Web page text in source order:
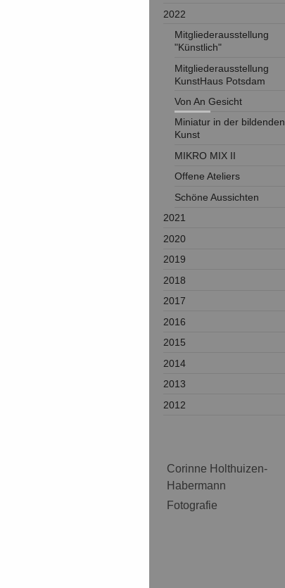
2022
Mitgliederausstellung
"Künstlich"
Mitgliederausstellung
KunstHaus Potsdam
Von An Gesicht
Miniatur in der bildenden
Kunst
MIKRO MIX II
Offene Ateliers
Schöne Aussichten
2021
2020
2019
2018
2017
2016
2015
2014
2013
2012
Corinne Holthuizen-
Habermann
Fotografie